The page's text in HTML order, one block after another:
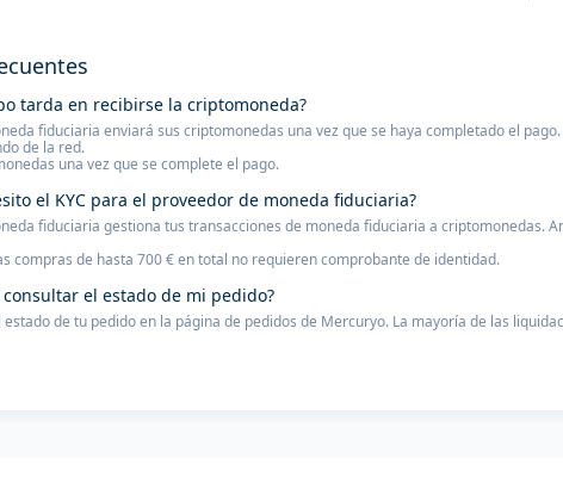
tarda en recibirse la criptomoneda?
fiduciaria enviará sus criptomonedas una vez que se haya completado el
de la red.
una vez que se complete el pago.
el KYC para el proveedor de moneda fiduciaria?
fiduciaria gestiona tus transacciones de moneda fiduciaria a
compras de hasta 700 € en total no requieren comprobante de identidad.
consultar el estado de mi pedido?
estado de tu pedido en la página de pedidos de Mercuryo. La mayoría de las